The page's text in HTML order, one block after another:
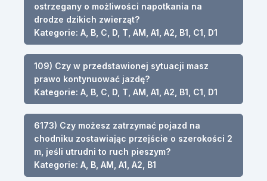
ostrzegany o możliwości napotkania na
drodze dzikich zwierząt?
Kategorie: A, B, C, D, T, AM, A1, A2, B1, C1, D1
109) Czy w przedstawionej sytuacji masz
prawo kontynuować jazdę?
Kategorie: A, B, C, D, T, AM, A1, A2, B1, C1, D1
6173) Czy możesz zatrzymać pojazd na
chodniku zostawiając przejście o szerokości 2
m, jeśli utrudni to ruch pieszym?
Kategorie: A, B, AM, A1, A2, B1